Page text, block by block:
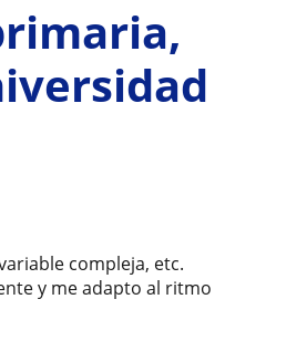
compleja, etc.
y me adapto al ritmo